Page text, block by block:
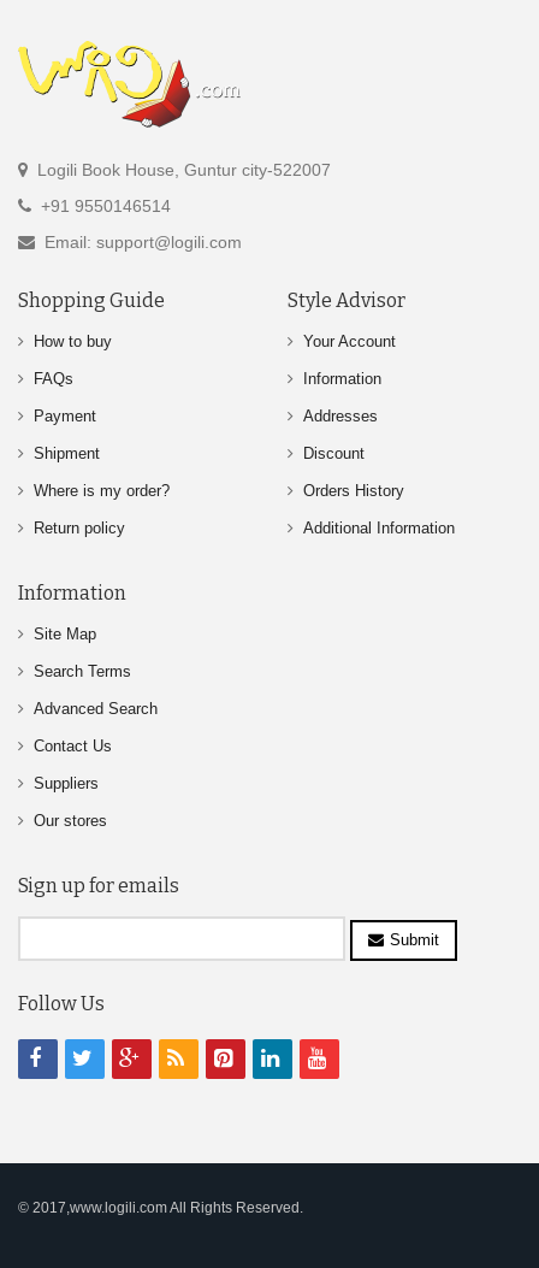
Logili Book House, Guntur city-522007
+91 9550146514
Email: support@logili.com
Shopping Guide
How to buy
FAQs
Payment
Shipment
Where is my order?
Return policy
Style Advisor
Your Account
Information
Addresses
Discount
Orders History
Additional Information
Information
Site Map
Search Terms
Advanced Search
Contact Us
Suppliers
Our stores
Sign up for emails
Submit
Follow Us
© 2017,www.logili.com All Rights Reserved.